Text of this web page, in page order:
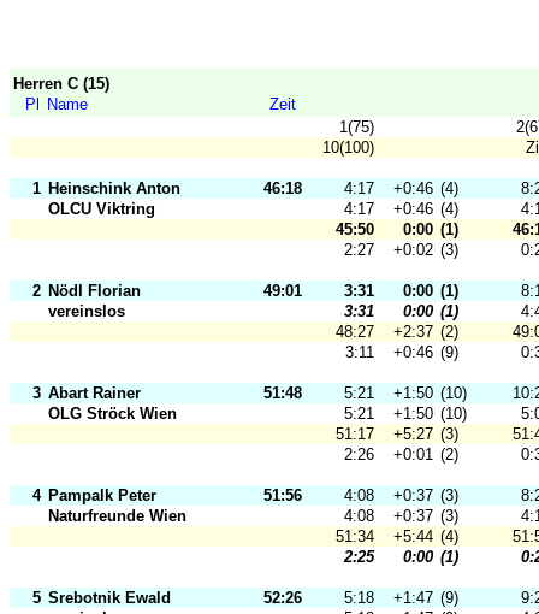
Herren C (15)
Pl
Name
Zeit
1(75)
10(100)
1 Heinschink Anton 46:18 4:17 +0:46 (4)
OLCU Viktring
4:17 +0:46 (4)
45:50
0:00 (1)
2:27
+0:02 (3)
2 Nödl Florian 49:01 3:31 0:00 (1)
vereinslos
3:31 0:00 (1)
48:27
+2:37 (2)
3:11
+0:46 (9)
3 Abart Rainer 51:48 5:21 +1:50 (10)
OLG Ströck Wien
5:21 +1:50 (10)
51:17
+5:27 (3)
2:26
+0:01 (2)
4 Pampalk Peter 51:56 4:08 +0:37 (3)
Naturfreunde Wien
4:08 +0:37 (3)
51:34
+5:44 (4)
2:25
0:00 (1)
5 Srebotnik Ewald 52:26 5:18 +1:47 (9)